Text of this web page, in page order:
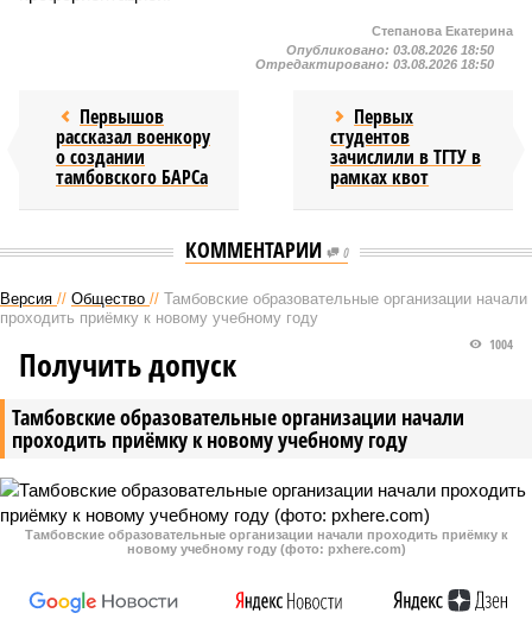
Степанова Екатерина
Опубликовано: 03.08.2026 18:50
Отредактировано: 03.08.2026 18:50
Первышов
рассказал военкору
о создании
тамбовского БАРСа
Первых
студентов
зачислили в ТГТУ в
рамках квот
КОММЕНТАРИИ 0
Версия // Общество // Тамбовские образовательные организации начали
проходить приёмку к новому учебному году
Тамбовские образовательные организации начали
проходить приёмку к новому учебному году
1004
Получить допуск
Тамбовские образовательные организации начали проходить приёмку к
новому учебному году (фото: pxhere.com)